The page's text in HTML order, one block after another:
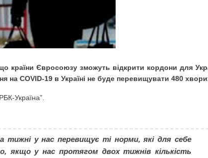
ВІДРЕМОНТУВАТИ 30 КМ ДОРОГИ ЛУБНИ-
ЗРОСТУТЬ НА 20%
СИМПТОМИ ТА ПЕРША ДОПОМОГА
ОЧОЛИВ НОВИЙ КЕРІВНИК
країни Євросоюзу зможуть відкрити кордони для
на COVID-19 в Україні не буде перевищувати 480
Україна”.
тижні у нас перевищує ті норми, які для себе
якщо у нас протягом двох тижнів кількість